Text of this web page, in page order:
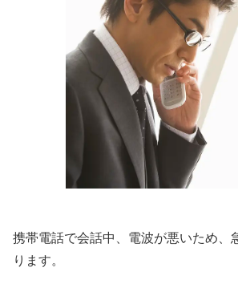
携帯電話で会話中、電波が悪いため、
ります。